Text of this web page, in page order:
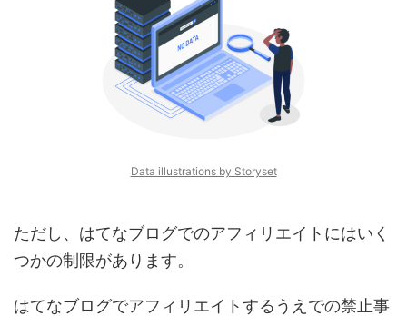
Data illustrations by Storyset
ただし、はてなブログでのアフィリエイトにはいく
つかの制限があります。
はてなブログでアフィリエイトするうえでの禁止事